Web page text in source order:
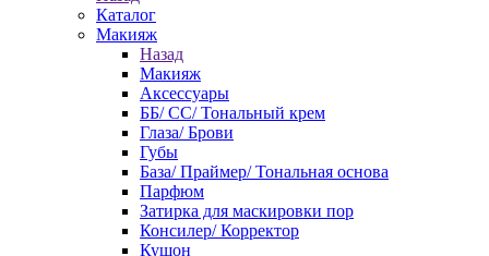
Каталог
Макияж
Назад
Макияж
Аксессуары
ББ/ СС/ Тональный крем
Глаза/ Брови
Губы
База/ Праймер/ Тональная основа
Парфюм
Затирка для маскировки пор
Консилер/ Корректор
Кушон